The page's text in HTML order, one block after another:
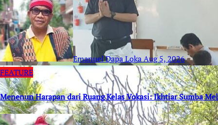
Emanuel Dapa LokaAug 5, 2026
FEATURE
Menenun Harapan dari Ruang Kelas Vokasi: Ikhtiar Sumba